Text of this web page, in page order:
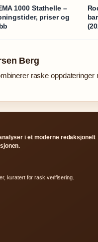
1000 Stathelle –
priser og
Berg
raske oppdateringer
i et moderne redaksjonelt
kuratert for rask verifisering.